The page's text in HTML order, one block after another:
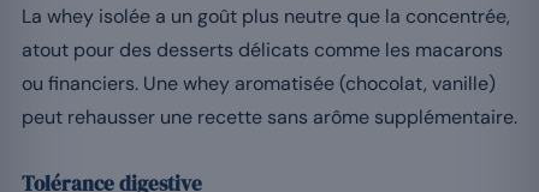
La whey isolée a un goût plus neutre que la concentrée,
atout pour des desserts délicats comme les macarons
ou financiers. Une whey aromatisée (chocolat, vanille)
peut rehausser une recette sans arôme supplémentaire.
Tolérance digestive